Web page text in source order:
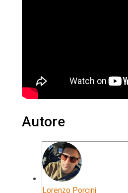
Autore
Lorenzo Porcini